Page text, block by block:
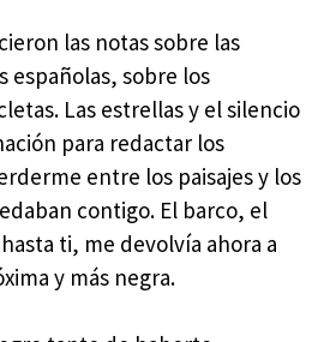
las notas sobre las
españolas, sobre los
Las estrellas y el silencio
para redactar los
entre los paisajes y los
contigo. El barco, el
ti, me devolvía ahora a
y más negra.